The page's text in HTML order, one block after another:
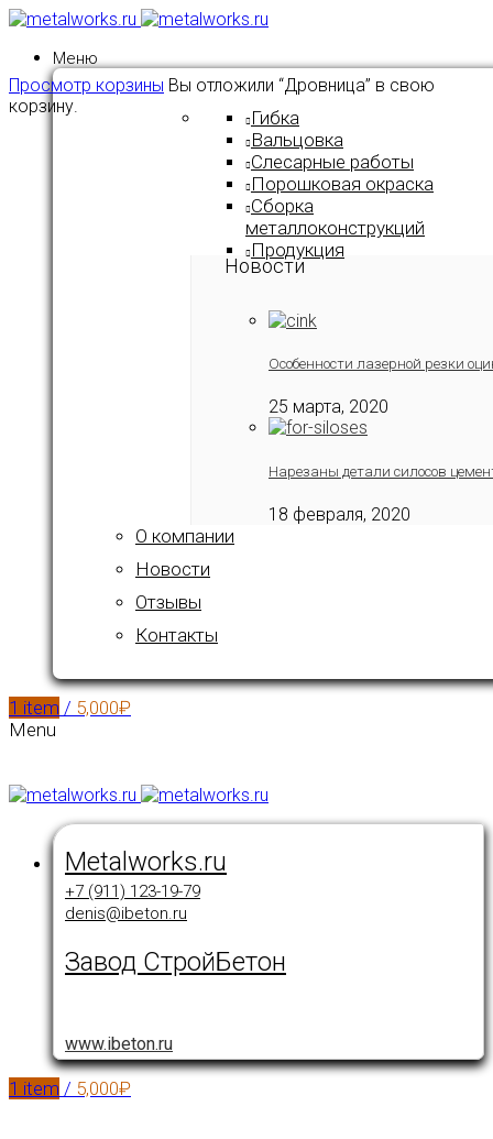
Меню
Гибка
Вальцовка
Слесарные работы
Порошковая окраска
Сборка
металлоконструкций
Продукция
Новости
Особенности лазерной резки
25 марта, 2020
Нарезаны детали силосов
18 февраля, 2020
О компании
Новости
Отзывы
Контакты
1 item / 5,000₽
Menu
Metalworks.ru
+7 (911) 123-19-79
denis@ibeton.ru
Завод СтройБетон
www.ibeton.ru
1 item / 5,000₽
Просмотр корзины Вы отложили “Дровница” в свою
корзину.